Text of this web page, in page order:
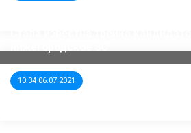
10:34 06.07.2021